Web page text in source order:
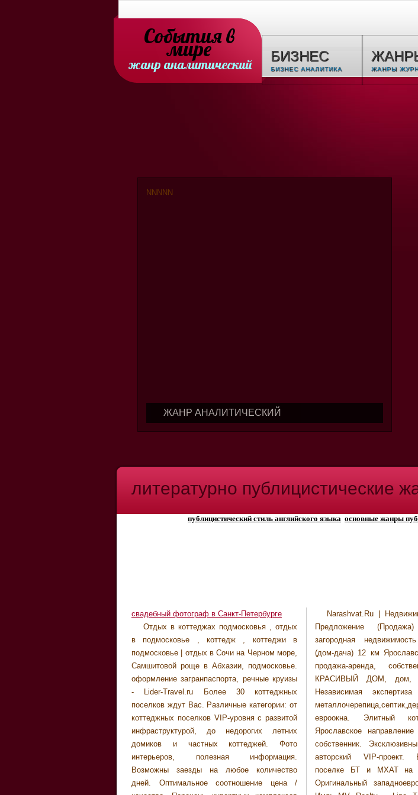
События в
мире
жанр аналитический
БИЗНЕС
БИЗНЕС АНАЛИТИКА ЖАНРЫ
N N N N N
ЖАНР АНАЛИТИЧЕСКИЙ
литературно публицистические
основные жанры
публицистический стиль английского языка
свадебный фотограф в Санкт-Петербурге
Отдых в коттеджах подмосковья , отдых
в подмосковье , коттедж , коттеджи в
подмосковье | отдых в Сочи на Черном море,
Самшитовой роще в Абхазии, подмосковье.
оформление загранпаспорта, речные круизы
- Lider-Travel.ru Более 30 коттеджных
поселков ждут Вас. Различные категории: от
коттеджных поселков VIP-уровня с развитой
инфраструктурой, до недорогих летних
домиков и частных коттеджей. Фото
интерьеров, полезная информация.
Возможны заезды на любое количество
дней. Оптимальное соотношение цена /
Narashvat.Ru |
Предложение
загородная
(дом-дача) 12 км
продажа-аренда,
КРАСИВЫЙ ДОМ, дом,
Независимая
евроокна. Элитный
Ярославское направление
собственник.
авторский VIP-проект.
поселке БТ и МХАТ на
Оригинальный
скважина.
магистральный.
На участке две ели.
Рублево- Успенскому
коттедж по Рублево-
км. Все коммуникации
обработан, выровнен,
Продаю коттедж по
Электричество 380 В. Газ
Электричество 380 В. Газ
Водопровод -
центральная. Отопление -
во - 380 В, 15кВт, все
центральные, отопление